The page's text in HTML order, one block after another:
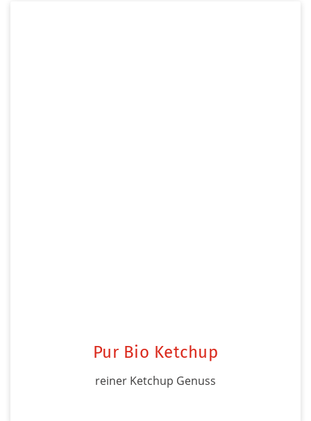
Pur Bio Ketchup
reiner Ketchup Genuss